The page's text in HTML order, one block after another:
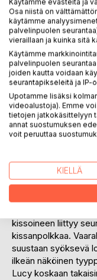
KUVAUS
Lucy-Kissa rakastaa
Tänään Lucy
haltiaystävänsä,
Taika muuttuu
temppelin pihalle.
toivottaa Lucyn
kissoineen liittyy
kissanpolkkaa.
suustaan syöksevä
ilkeän näköinen
Lucy koskaan
Käytämme evästeitä ja
Osa niistä on
käytämme
palvelinpuolen
vieraillaan ja kuinka sitä
Käytämme
palvelinpuolen
joiden kautta voidaan
seurantapikseleitä ja IP-
Upotamme lisäksi
videoalustoja). Emme
tietojen jatkokäsittelyyn
annat suostumuksen
voit peruuttaa
KIELLÄ